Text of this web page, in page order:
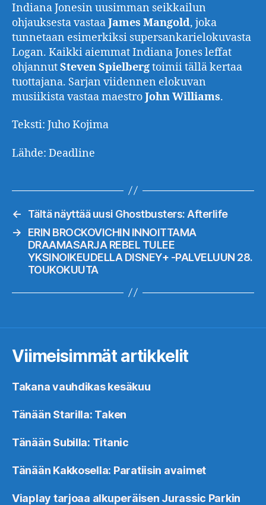
Indiana Jonesin uusimman seikkailun
ohjauksesta vastaaJames Mangold, joka
tunnetaan esimerkiksi supersankarielokuvasta
Logan. Kaikki aiemmat Indiana Jones leffat
ohjannutStevenSpielbergtoimii tällä kertaa
tuottajana. Sarjan viidennen elokuvan
musiikista vastaa maestroJohnWilliams.
Teksti: Juho Kojima
Lähde: Deadline
←
Tältä näyttää uusi Ghostbusters: Afterlife
→
ERIN BROCKOVICHIN INNOITTAMA
DRAAMASARJA REBEL TULEE
YKSINOIKEUDELLA DISNEY+ -PALVELUUN 28.
TOUKOKUUTA
Viimeisimmät artikkelit
Takana vauhdikas kesäkuu
Tänään Starilla: Taken
Tänään Subilla: Titanic
Tänään Kakkosella: Paratiisin avaimet
Viaplay tarjoaa alkuperäisen Jurassic Parkin